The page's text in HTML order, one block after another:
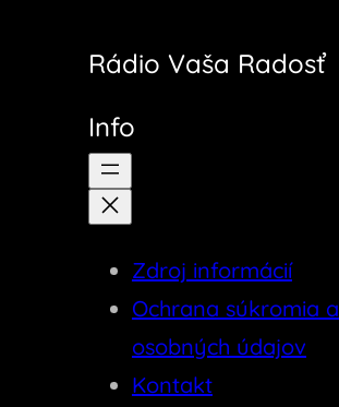
Rádio Vaša Radosť
Info
Zdroj informácií
Ochrana súkromia a
osobných údajov
Kontakt